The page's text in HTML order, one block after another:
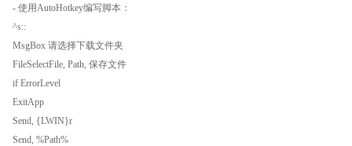
- 使用AutoHotkey编写脚本：
^s::
MsgBox 请选择下载文件夹
FileSelectFile, Path, 保存文件
if ErrorLevel
ExitApp
Send, {LWIN}r
Send, %Path%